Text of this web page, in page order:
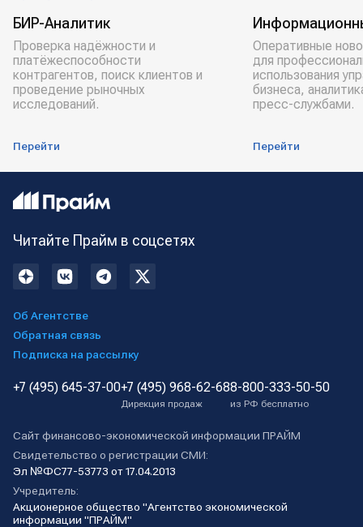
БИР-Аналитик
Проверка надёжности и
платёжеспособности
контрагентов, поиск клиентов и
проведение рыночных
исследований.
Перейти
Оперативные
для
использования
бизнеса,
пресс-службами.
Перейти
Читайте Прайм в соцсетях
Об Агентстве
Обратная связь
Подписка на рассылку
+7 (495) 645-37-00+7 (495) 968-62-68
Дирекция продаж
8-800-333-50-50
из РФ бесплатно
Сайт финансово-экономической информации ПРАЙМ
Свидетельство о регистрации СМИ:
Эл №ФС77-53773 от 17.04.2013
Учредитель:
Акционерное общество "Агентство экономической
информации "ПРАЙМ"